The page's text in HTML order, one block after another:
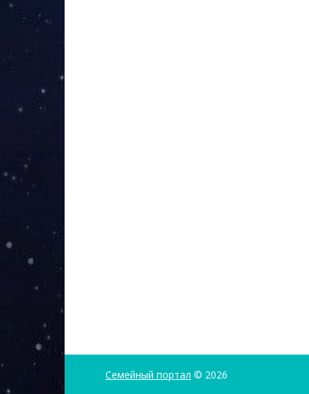
Семейный портал © 2026